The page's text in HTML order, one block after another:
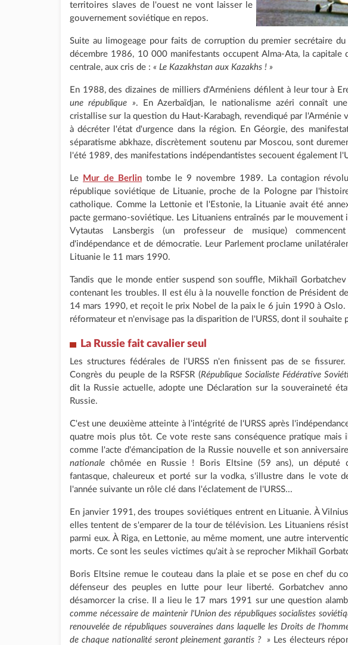
territoires slaves de l'ouest ne vont laisser le
gouvernement soviétique en repos.
Suite au limogeage pour faits de corruption du premier secrétaire
décembre 1986, 10 000 manifestants occupent Alma-Ata, la capitale
centrale, aux cris de : « Le Kazakhstan aux Kazakhs ! »
En 1988, des dizaines de milliers d'Arméniens défilent à leur tour à
une république ». En Azerbaïdjan, le nationalisme azéri connaît
cristallise sur la question du Haut-Karabagh, revendiqué par l'Arménie
à décréter l'état d'urgence dans la région. En Géorgie, des
séparatisme abkhaze, discrètement soutenu par Moscou, sont
l'été 1989, des manifestations indépendantistes secouent également
Le Mur de Berlin tombe le 9 novembre 1989. La contagion
république soviétique de Lituanie, proche de la Pologne par
catholique. Comme la Lettonie et l'Estonie, la Lituanie avait été
pacte germano-soviétique. Les Lituaniens entraînés par le mouvement
Vytautas Lansbergis (un professeur de musique)
d'indépendance et de démocratie. Leur Parlement proclame
Lituanie le 11 mars 1990.
Tandis que le monde entier suspend son souffle, Mikhaïl
contenant les troubles. Il est élu à la nouvelle fonction de Président
14 mars 1990, et reçoit le prix Nobel de la paix le 6 juin 1990 à Oslo.
réformateur et n'envisage pas la disparition de l'URSS, dont il souhaite
La Russie fait cavalier seul
Les structures fédérales de l'URSS n'en finissent pas de se
Congrès du peuple de la RSFSR (République Socialiste Fédérative
dit la Russie actuelle, adopte une Déclaration sur la souveraineté
Russie.
C'est une deuxième atteinte à l'intégrité de l'URSS après
quatre mois plus tôt. Ce vote reste sans conséquence pratique mais
comme l'acte d'émancipation de la Russie nouvelle et son
nationale chômée en Russie ! Boris Eltsine (59 ans), un député
fantasque, chaleureux et porté sur la vodka, s'illustre dans le vote
l'année suivante un rôle clé dans l'éclatement de l'URSS...
En janvier 1991, des troupes soviétiques entrent en Lituanie. À
elles tentent de s'emparer de la tour de télévision. Les Lituaniens
parmi eux. À Riga, en Lettonie, au même moment, une autre
morts. Ce sont les seules victimes qu'ait à se reprocher Mikhaïl
Boris Eltsine remue le couteau dans la plaie et se pose en chef du
défenseur des peuples en lutte pour leur liberté. Gorbatchev
désamorcer la crise. Il a lieu le 17 mars 1991 sur une question
comme nécessaire de maintenir l'Union des républiques socialistes
renouvelée de républiques souveraines dans laquelle les Droits de
de chaque nationalité seront pleinement garantis ? » Les électeurs